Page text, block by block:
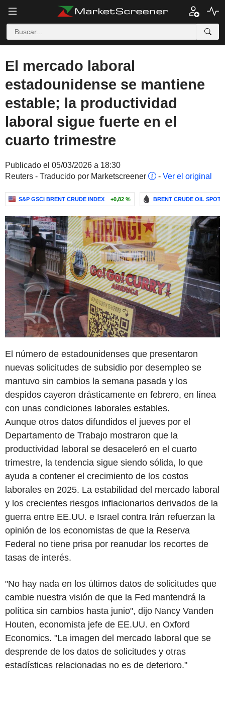
El mercado laboral
estadounidense se mantiene
estable; la productividad
laboral sigue fuerte en el
cuarto trimestre
Publicado el 05/03/2026 a 18:30
Reuters - Traducido por Marketscreener
- Ver el original
S&P GSCI BRENT CRUDE INDEX +0,82 % BRENT CRUDE OIL SPOT
El número de estadounidenses que presentaron
nuevas solicitudes de subsidio por desempleo se
mantuvo sin cambios la semana pasada y los
despidos cayeron drásticamente en febrero, en línea
con unas condiciones laborales estables.
Aunque otros datos difundidos el jueves por el
Departamento de Trabajo mostraron que la
productividad laboral se desaceleró en el cuarto
trimestre, la tendencia sigue siendo sólida, lo que
ayuda a contener el crecimiento de los costos
laborales en 2025. La estabilidad del mercado laboral
y los crecientes riesgos inflacionarios derivados de la
guerra entre EE.UU. e Israel contra Irán refuerzan la
opinión de los economistas de que la Reserva
Federal no tiene prisa por reanudar los recortes de
tasas de interés.
"No hay nada en los últimos datos de solicitudes que
cambie nuestra visión de que la Fed mantendrá la
política sin cambios hasta junio", dijo Nancy Vanden
Houten, economista jefe de EE.UU. en Oxford
Economics. "La imagen del mercado laboral que se
desprende de los datos de solicitudes y otras
estadísticas relacionadas no es de deterioro."